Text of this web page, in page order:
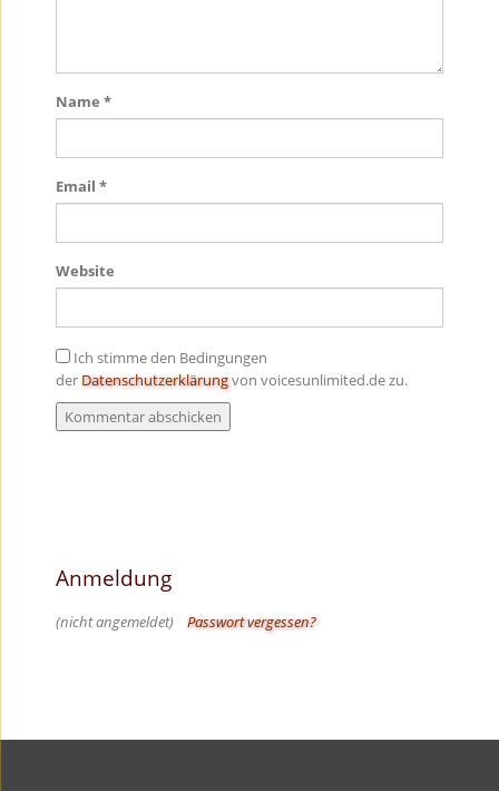
Name *
Email *
Website
Ich stimme den Bedingungen
der Datenschutzerklärungvon voicesunlimited.de zu.
Anmeldung
(nicht angemeldet) Passwort vergessen?